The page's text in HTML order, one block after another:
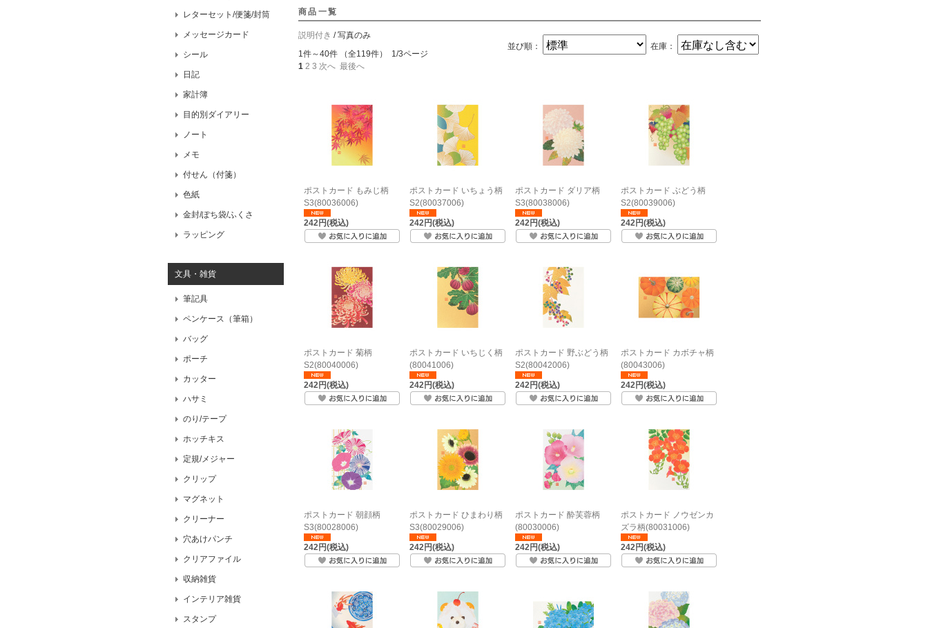
レターセット/便箋/封筒
メッセージカード
シール
日記
家計簿
目的別ダイアリー
ノート
メモ
付せん（付箋）
色紙
金封/ぽち袋/ふくさ
ラッピング
文具・雑貨
筆記具
ペンケース（筆箱）
バッグ
ポーチ
カッター
ハサミ
のり/テープ
ホッチキス
定規/メジャー
クリップ
マグネット
クリーナー
穴あけパンチ
クリアファイル
収納雑貨
インテリア雑貨
スタンプ
商品一覧
在庫：
並び順：
説明付き / 写真のみ
1件～40件 （全119件） 1/3ページ
1 2 3 次へ 最後へ
ポストカード もみじ柄
S3(80036006)
242円(税込)
ポストカード いちょう柄
S2(80037006)
242円(税込)
ポストカード ダリア柄
S3(80038006)
242円(税込)
ポストカード ぶどう柄
S2(80039006)
242円(税込)
ポストカード 菊柄
S2(80040006)
242円(税込)
ポストカード いちじく柄
(80041006)
242円(税込)
ポストカード 野ぶどう柄
S2(80042006)
242円(税込)
ポストカード カボチャ柄
(80043006)
242円(税込)
ポストカード 朝顔柄
S3(80028006)
242円(税込)
ポストカード ひまわり柄
S3(80029006)
242円(税込)
ポストカード 酔芙蓉柄
(80030006)
242円(税込)
ポストカード ノウゼンカ
ズラ柄(80031006)
242円(税込)